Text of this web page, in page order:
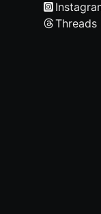
Threads